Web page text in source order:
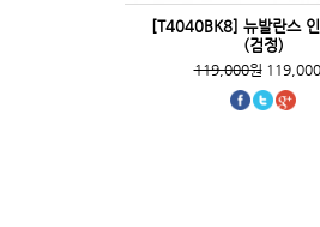
[T4040BK8] 뉴발란스
(검정)
119,000원